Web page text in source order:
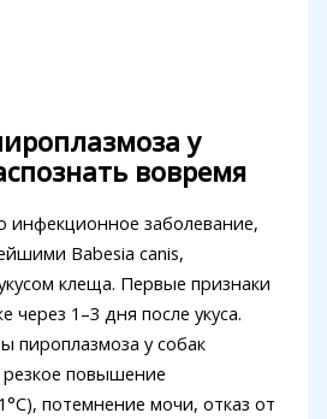
у
вовремя
инфекционное заболевание,
Babesia canis,
клеща. Первые признаки
через 1–3 дня после укуса.
пироплазмоза у собак
повышение
потемнение мочи, отказ от